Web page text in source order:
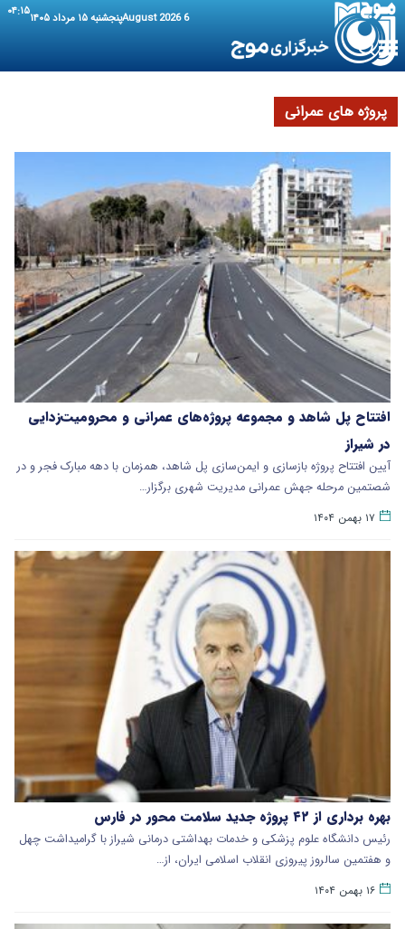
6 August 2026 پنجشنبه ۱۵ مرداد ۱۴۰۵ ۰۴:۱۶
پروژه های عمرانی
افتتاح پل شاهد و مجموعه پروژه‌های عمرانی و محرومیت‌زدایی
در شیراز
آیین افتتاح پروژه بازسازی و ایمن‌سازی پل شاهد، همزمان با دهه مبارک فجر و در
شصتمین مرحله جهش عمرانی مدیریت شهری برگزار…
۱۷ بهمن ۱۴۰۴
بهره برداری از ۴۲ پروژه جدید سلامت محور در فارس
رئیس دانشگاه علوم پزشکی و خدمات بهداشتی درمانی شیراز با گرامیداشت چهل
و هفتمین سالروز پیروزی انقلاب اسلامی ایران، از…
۱۶ بهمن ۱۴۰۴